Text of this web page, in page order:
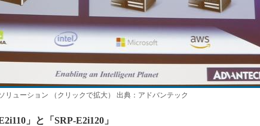
リューション （クリックで拡大） 出典：アドバンテック
」と「SRP-E2i120」